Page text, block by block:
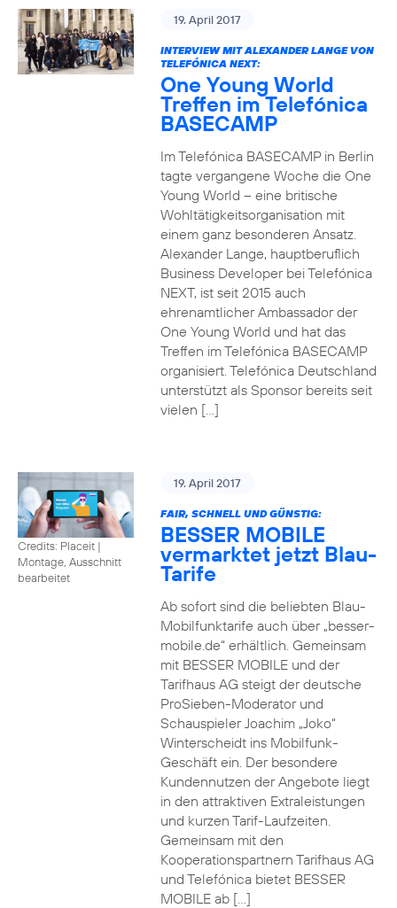
19. April 2017
INTERVIEW MIT ALEXANDER LANGE VON
TELEFÓNICA NEXT:
One Young World
Treffen im Telefónica
BASECAMP
Im Telefónica BASECAMP in Berlin
tagte vergangene Woche die One
Young World – eine britische
Wohltätigkeitsorganisation mit
einem ganz besonderen Ansatz.
Alexander Lange, hauptberuflich
Business Developer bei Telefónica
NEXT, ist seit 2015 auch
ehrenamtlicher Ambassador der
One Young World und hat das
Treffen im Telefónica BASECAMP
organisiert. Telefónica Deutschland
unterstützt als Sponsor bereits seit
vielen […]
Credits: Placeit |
Montage, Ausschnitt
bearbeitet
19. April 2017
FAIR, SCHNELL UND GÜNSTIG:
BESSER MOBILE
vermarktet jetzt Blau-
Tarife
Ab sofort sind die beliebten Blau-
Mobilfunktarife auch über „besser-
mobile.de“ erhältlich. Gemeinsam
mit BESSER MOBILE und der
Tarifhaus AG steigt der deutsche
ProSieben-Moderator und
Schauspieler Joachim „Joko“
Winterscheidt ins Mobilfunk-
Geschäft ein. Der besondere
Kundennutzen der Angebote liegt
in den attraktiven Extraleistungen
und kurzen Tarif-Laufzeiten.
Gemeinsam mit den
Kooperationspartnern Tarifhaus AG
und Telefónica bietet BESSER
MOBILE ab […]